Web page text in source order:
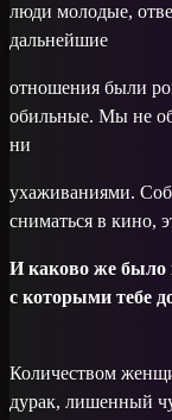
люди молодые,
дальнейшие
отношения были
обильные. Мы не
ни
ухаживаниями.
сниматься в кино,
И каково же было
с которыми тебе
Количеством
дурак, лишенный